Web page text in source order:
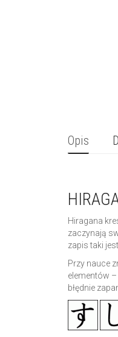
Opis
Hiragana
zaczynają
zapis taki
Przy nauce
elementów
błędnie